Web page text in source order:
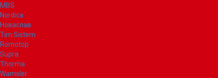
MBS
Nordica
Новаслав
Tim Sistem
Romotop
Supra
Thorma
Wamsler